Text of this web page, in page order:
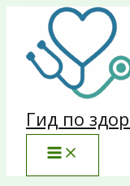
Перейти
содержимому
Гид по